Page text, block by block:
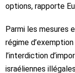
options, rapporte
Parmi les mesures
régime
l’interdiction
israéliennes